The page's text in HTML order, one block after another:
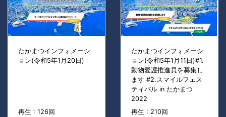
たかまつインフォメーシ
ョン(令和5年1月20日)
再生 : 126回
たかまつインフォメーシ
ョン(令和5年1月11日)#1.
動物愛護推進員を募集し
ます #2.スマイルフェス
ティバル in たかまつ
2022
再生 : 210回